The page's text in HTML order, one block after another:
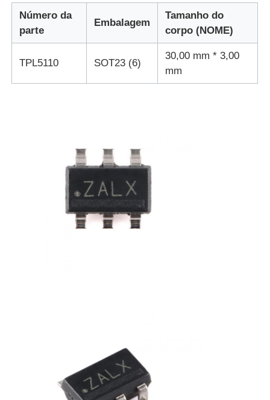
CPLD PLD
Detector térmico infravermelho
Microplaqueta de DSP IC
microplaqueta do eeprom
Chip PSRAM
ADC DAC
Número da
parte
Embalagem
Tamanho do
corpo (NOME)
TPL5110 SOT23 (6)
30,00 mm * 3,00
mm